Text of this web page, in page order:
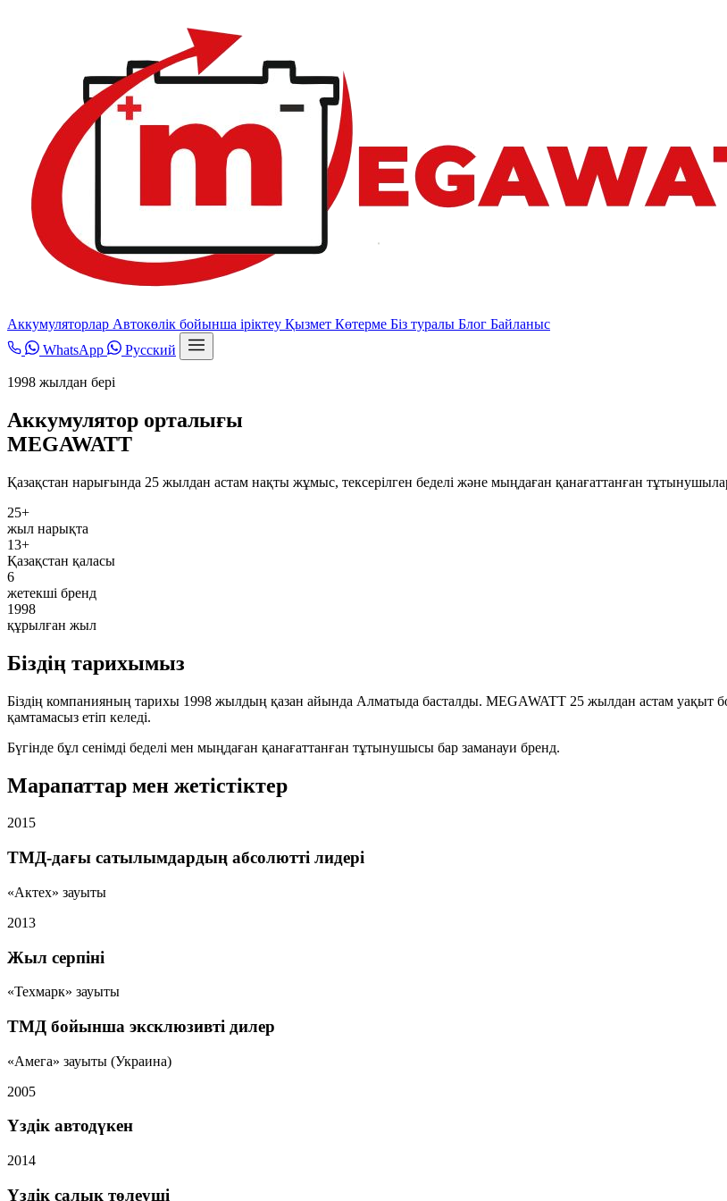
Аккумуляторлар Автокөлік бойынша іріктеу Қызмет Көтерме Біз туралы Блог Байланыс
WhatsApp
Русский
1998 жылдан бері
Аккумулятор орталығы
MEGAWATT
Қазақстан нарығында 25 жылдан астам нақты жұмыс, тексерілген беделі және мыңдаған қанағаттанған
25+
жыл нарықта
13+
Қазақстан қаласы
6
жетекші бренд
1998
құрылған жыл
Біздің тарихымыз
Біздің компанияның тарихы 1998 жылдың қазан айында Алматыда басталды. MEGAWATT 25 жылдан астам уақыт
қамтамасыз етіп келеді.
Бүгінде бұл сенімді беделі мен мыңдаған қанағаттанған тұтынушысы бар заманауи бренд.
Марапаттар мен жетістіктер
2015
ТМД-дағы сатылымдардың абсолютті лидері
«Актех» зауыты
2013
Жыл серпіні
«Техмарк» зауыты
ТМД бойынша эксклюзивті дилер
«Амега» зауыты (Украина)
2005
Үздік автодүкен
2014
Үздік салық төлеуші